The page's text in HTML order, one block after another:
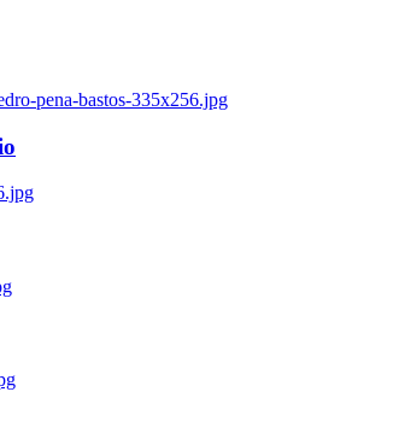
pena-bastos-335x256.jpg